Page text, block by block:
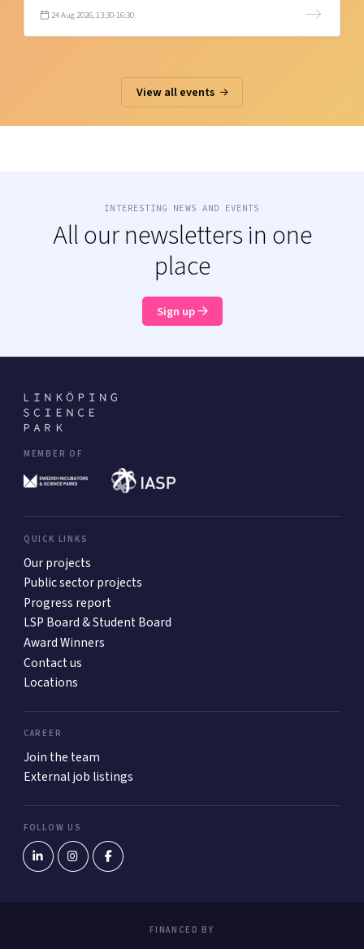
24 Aug 2026, 13:30-16:30
View all events
INTERESTING NEWS AND EVENTS
All our newsletters in one
place
Sign up
MEMBER OF
QUICK LINKS
Our projects
Public sector projects
Progress report
LSP Board & Student Board
Award Winners
Contact us
Locations
CAREER
Join the team
External job listings
FOLLOW US
FINANCED BY